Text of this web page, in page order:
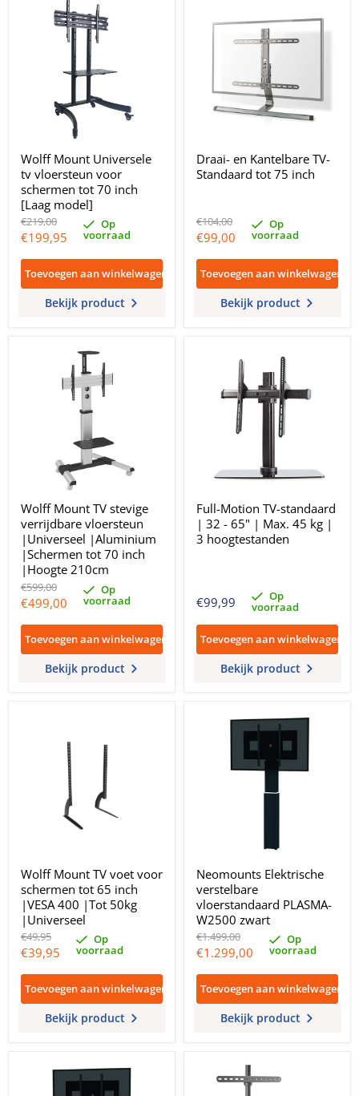
Wolff Mount Universele
tv vloersteun voor
schermen tot 70 inch
[Laag model]
Oorspronkelijke
prijs
€219,00
Huidige
prijs
€199,95
Op
voorraad
Toevoegen aan winkelwagen
Bekijk product
Draai- en Kantelbare TV-
Standaard tot 75 inch
Oorspronkelijke
prijs
€104,00
Huidige
prijs
€99,00
Op
voorraad
Toevoegen aan winkelwagen
Bekijk product
Wolff Mount TV stevige
verrijdbare vloersteun
|Universeel |Aluminium
|Schermen tot 70 inch
|Hoogte 210cm
Oorspronkelijke
prijs
€599,00
Huidige
€499,00
Op
voorraad
Toevoegen aan winkelwagen
Bekijk product
Full-Motion TV-standaard
| 32 - 65" | Max. 45 kg |
3 hoogtestanden
€99,99 Op
voorraad
Toevoegen aan winkelwagen
Bekijk product
Wolff Mount TV voet voor
schermen tot 65 inch
|VESA 400 |Tot 50kg
|Universeel
Oorspronkelijke
prijs
€49,95
Huidige
prijs
€39,95
Op
voorraad
Toevoegen aan winkelwagen
Bekijk product
Neomounts Elektrische
verstelbare
vloerstandaard PLASMA-
W2500 zwart
Oorspronkelijke
prijs
€1.499,00
Huidige
prijs
€1.299,00
Op
voorraad
Toevoegen aan winkelwagen
Bekijk product